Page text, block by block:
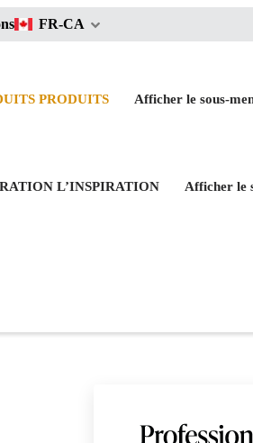
FR-CA
PRODUITS Afficher le sous-
L’INSPIRATION Afficher le